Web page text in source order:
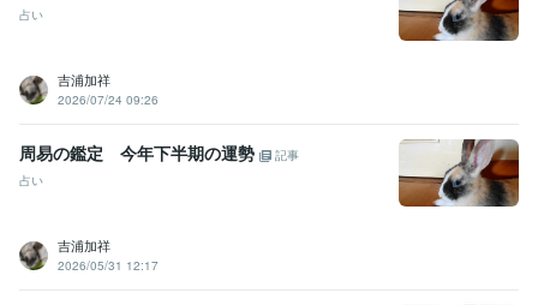
占い
吉浦加祥
2026/07/24 09:26
周易の鑑定 今年下半期の運勢
記事
占い
吉浦加祥
2026/05/31 12:17